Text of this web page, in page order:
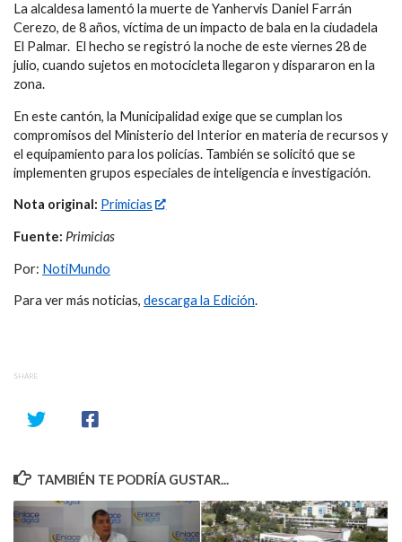
La alcaldesa lamentó la muerte de Yanhervis Daniel Farrán
Cerezo, de 8 años, víctima de un impacto de bala en la ciudadela
El Palmar. El hecho se registró la noche de este viernes 28 de
julio, cuando sujetos en motocicleta llegaron y dispararon en la
zona.
En este cantón, la Municipalidad exige que se cumplan los
compromisos del Ministerio del Interior en materia de recursos y
el equipamiento para los policías. También se solicitó que se
implementen grupos especiales de inteligencia e investigación.
Nota original: Primicias
Fuente: Primicias
Por: NotiMundo
Para ver más noticias, descarga la Edición.
SHARE
TAMBIÉN TE PODRÍA GUSTAR...